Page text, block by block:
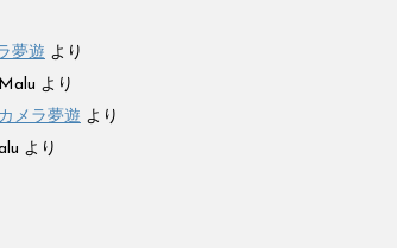
夢遊 より
Malu より
カメラ夢遊 より
より